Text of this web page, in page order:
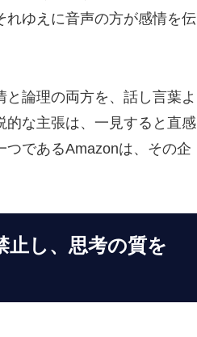
れゆえに音声の方が感情を伝
論理の両方を、話し言葉よ
的な主張は、一見すると直感
であるAmazonは、その企
し、思考の質を